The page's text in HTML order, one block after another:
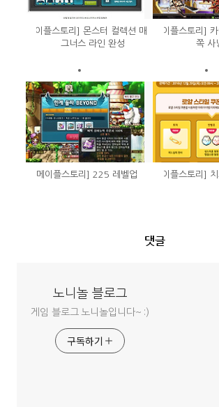
[메이플스토리] 몬스터 컬렉션 매
그너스 라인 완성
[메이플스토리]
쪽 사
[메이플스토리] 225 레벨업 [메이플스토리]
댓글
노니놀 블로그
게임 블로그 노니놀입니다~ :)
구독하기